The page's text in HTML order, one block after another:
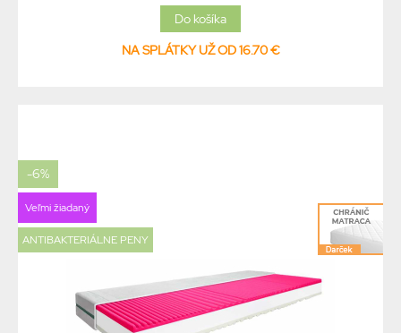
NA SPLÁTKY UŽ OD 16.70 €
-6%
Veľmi žiadaný
ANTIBAKTERIÁLNE PENY